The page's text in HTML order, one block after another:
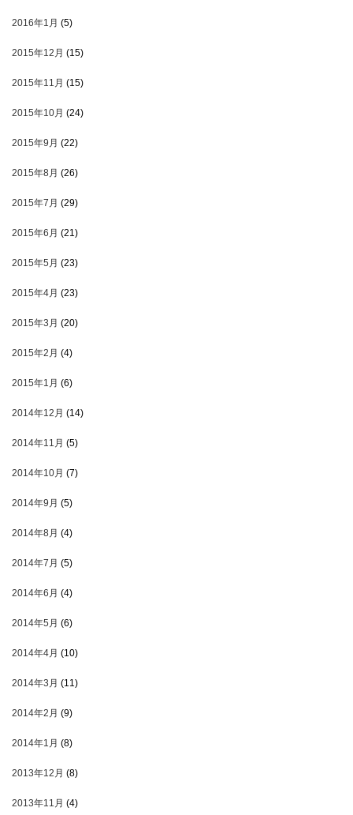
2016年1月 (5)
2015年12月 (15)
2015年11月 (15)
2015年10月 (24)
2015年9月 (22)
2015年8月 (26)
2015年7月 (29)
2015年6月 (21)
2015年5月 (23)
2015年4月 (23)
2015年3月 (20)
2015年2月 (4)
2015年1月 (6)
2014年12月 (14)
2014年11月 (5)
2014年10月 (7)
2014年9月 (5)
2014年8月 (4)
2014年7月 (5)
2014年6月 (4)
2014年5月 (6)
2014年4月 (10)
2014年3月 (11)
2014年2月 (9)
2014年1月 (8)
2013年12月 (8)
2013年11月 (4)